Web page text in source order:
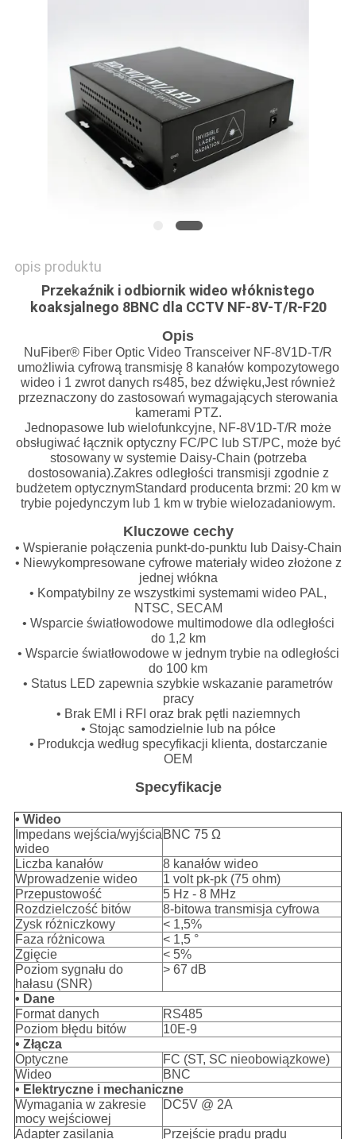
SITEMAP
POLITYKA
PRYWATNOŚCI
opis produktu
Przekaźnik i odbiornik wideo włóknistego
koaksjalnego 8BNC dla CCTV NF-8V-T/R-F20
Opis
NuFiber® Fiber Optic Video Transceiver NF-8V1D-T/R
umożliwia cyfrową transmisję 8 kanałów kompozytowego
wideo i 1 zwrot danych rs485, bez dźwięku,Jest również
przeznaczony do zastosowań wymagających sterowania
kamerami PTZ.
Jednopasowe lub wielofunkcyjne, NF-8V1D-T/R może
obsługiwać łącznik optyczny FC/PC lub ST/PC, może być
stosowany w systemie Daisy-Chain (potrzeba
dostosowania).Zakres odległości transmisji zgodnie z
budżetem optycznymStandard producenta brzmi: 20 km w
trybie pojedynczym lub 1 km w trybie wielozadaniowym.
Kluczowe cechy
• Wspieranie połączenia punkt-do-punktu lub Daisy-Chain
• Niewykompresowane cyfrowe materiały wideo złożone z
jednej włókna
• Kompatybilny ze wszystkimi systemami wideo PAL,
NTSC, SECAM
• Wsparcie światłowodowe multimodowe dla odległości
do 1,2 km
• Wsparcie światłowodowe w jednym trybie na odległości
do 100 km
• Status LED zapewnia szybkie wskazanie parametrów
pracy
• Brak EMI i RFI oraz brak pętli naziemnych
• Stojąc samodzielnie lub na półce
• Produkcja według specyfikacji klienta, dostarczanie
OEM
Specyfikacje
• Wideo
Impedans wejścia/wyjścia
wideo
BNC 75 Ω
Liczba kanałów
8 kanałów wideo
Wprowadzenie wideo
1 volt pk-pk (75 ohm)
Przepustowość
5 Hz - 8 MHz
Rozdzielczość bitów
8-bitowa transmisja cyfrowa
Zysk różniczkowy
< 1,5%
Faza różnicowa
< 1,5 °
Zgięcie
< 5%
Poziom sygnału do
hałasu (SNR)
> 67 dB
• Dane
Format danych
RS485
Poziom błędu bitów
10E-9
• Złącza
Optyczne
FC (ST, SC nieobowiązkowe)
Wideo
BNC
• Elektryczne i mechaniczne
Wymagania w zakresie
mocy wejściowej
DC5V @ 2A
Adapter zasilania Przejście prądu prądu